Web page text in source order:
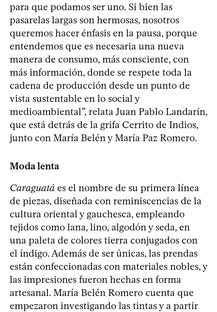
para que podamos ser uno. Si bien las
pasarelas largas son hermosas, nosotros
queremos hacer énfasis en la pausa, porque
entendemos que es necesaria una nueva
manera de consumo, más consciente, con
más información, donde se respete toda la
cadena de producción desde un punto de
vista sustentable en lo social y
medioambiental”, relata Juan Pablo Landarín,
que está detrás de la grifa Cerrito de Indios,
junto con María Belén y María Paz Romero.
Moda lenta
Caraguatá es el nombre de su primera línea
de piezas, diseñada con reminiscencias de la
cultura oriental y gauchesca, empleando
tejidos como lana, lino, algodón y seda, en
una paleta de colores tierra conjugados con
el índigo. Además de ser únicas, las prendas
están confeccionadas con materiales nobles, y
las impresiones fueron hechas en forma
artesanal. María Belén Romero cuenta que
empezaron investigando las tintas y a partir